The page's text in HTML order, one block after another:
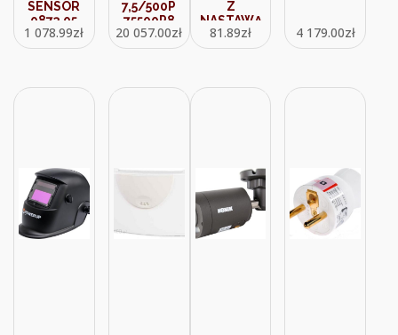
SENSOR
0873.05
1 078.99zł
7,5/500P
75500P8
20 057.00zł
Z
NASTAWĄ
HISTEREZY
0,252 STC
81.89zł 4 179.00zł